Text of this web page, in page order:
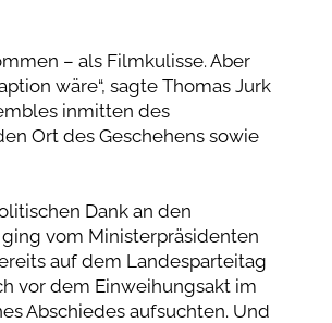
– als Filmkulisse. Aber
wäre“, sagte Thomas Jurk
inmitten des
Ort des Geschehens sowie
Dank an den
vom Ministerpräsidenten
auf dem Landesparteitag
vor dem Einweihungsakt im
Abschiedes aufsuchten. Und